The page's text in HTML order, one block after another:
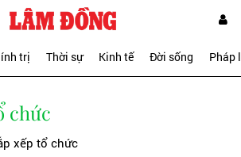
trị Thời sự Kinh tế Đời sống Pháp
chức
xếp tổ chức